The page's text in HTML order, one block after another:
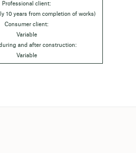
Professional client:
10 years from completion of works)
Consumer client:
Variable
and after construction:
Variable